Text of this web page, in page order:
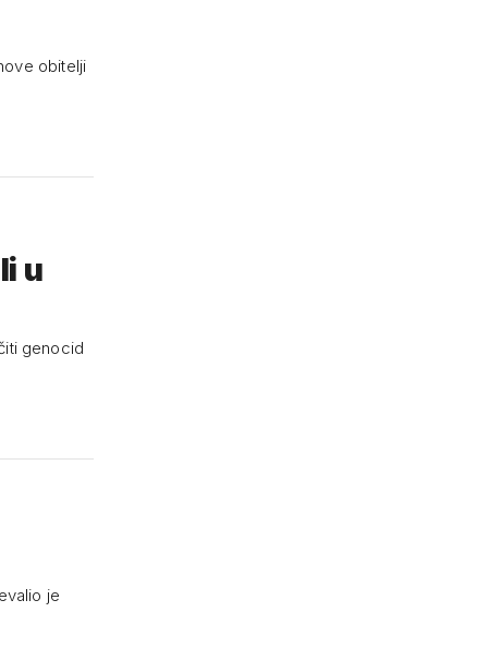
obitelji
u
genocid
je